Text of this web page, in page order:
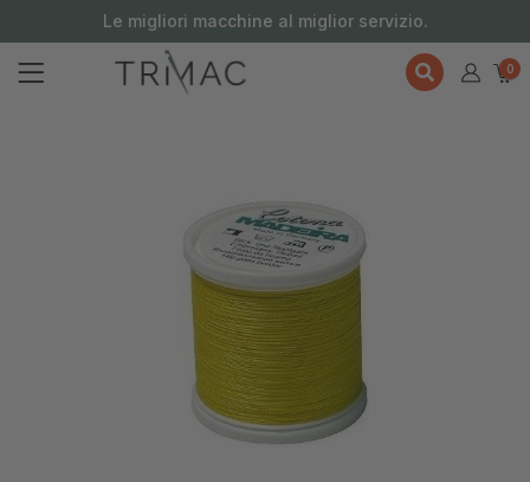
Le migliori macchine al miglior servizio.
0